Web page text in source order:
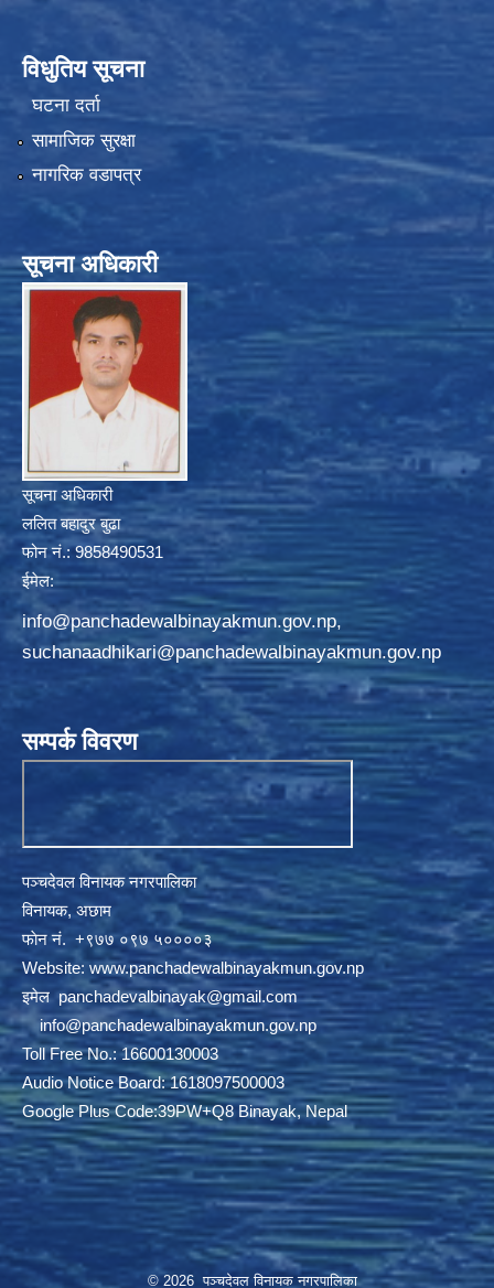
विधुतिय सूचना
घटना दर्ता
सामाजिक सुरक्षा
नागरिक वडापत्र
सूचना अधिकारी
सूचना अधिकारी
ललित बहादुर बुढा
फोन नं.: 9858490531
ईमेल:
info@panchadewalbinayakmun.gov.np,
suchanaadhikari@panchadewalbinayakmun.gov.np
सम्पर्क विवरण
पञ्चदेवल विनायक नगरपालिका
विनायक, अछाम
फाेन नं‍‍‍‍. ‌+९७७ ०९७ ५००००३
Website: www.panchadewalbinayakmun.gov.np
इमेलpanchadevalbinayak@gmail.com
‌ ‌info@panchadewalbinayakmun.gov.np
Toll Free No.: 16600130003
Audio Notice Board: 1618097500003
Google Plus Code:39PW+Q8 Binayak, Nepal
© 2026 पञ्चदेवल विनायक नगरपालिका